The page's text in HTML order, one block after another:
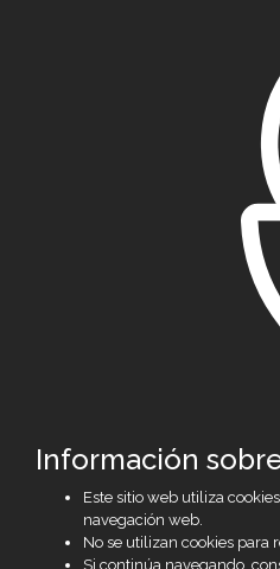
Información
Este sitio web utiliza
navegación web.
No se utilizan cookies para
Si continúa navegando,